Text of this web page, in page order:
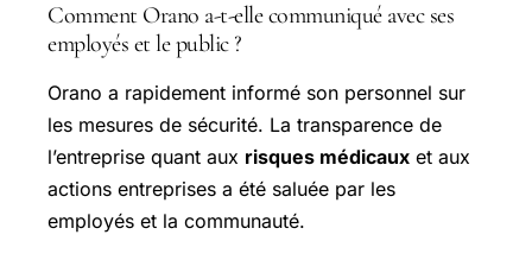
Comment Orano a-t-elle communiqué avec ses
employés et le public ?
Orano a rapidement informé son personnel sur
les mesures de sécurité. La transparence de
l’entreprise quant aux risques médicaux et aux
actions entreprises a été saluée par les
employés et la communauté.